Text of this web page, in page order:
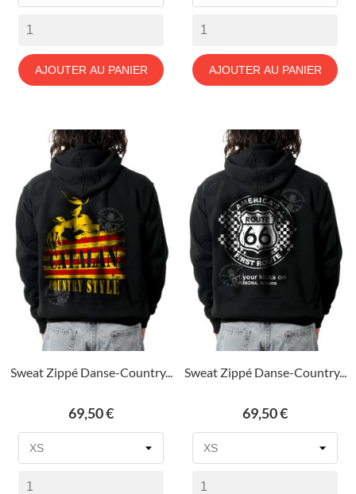
AJOUTER AU PANIER AJOUTER AU PANIER
Sweat Zippé Danse-Country...
Prix
69,50 €
Sweat Zippé Danse-Country...
Prix
69,50 €